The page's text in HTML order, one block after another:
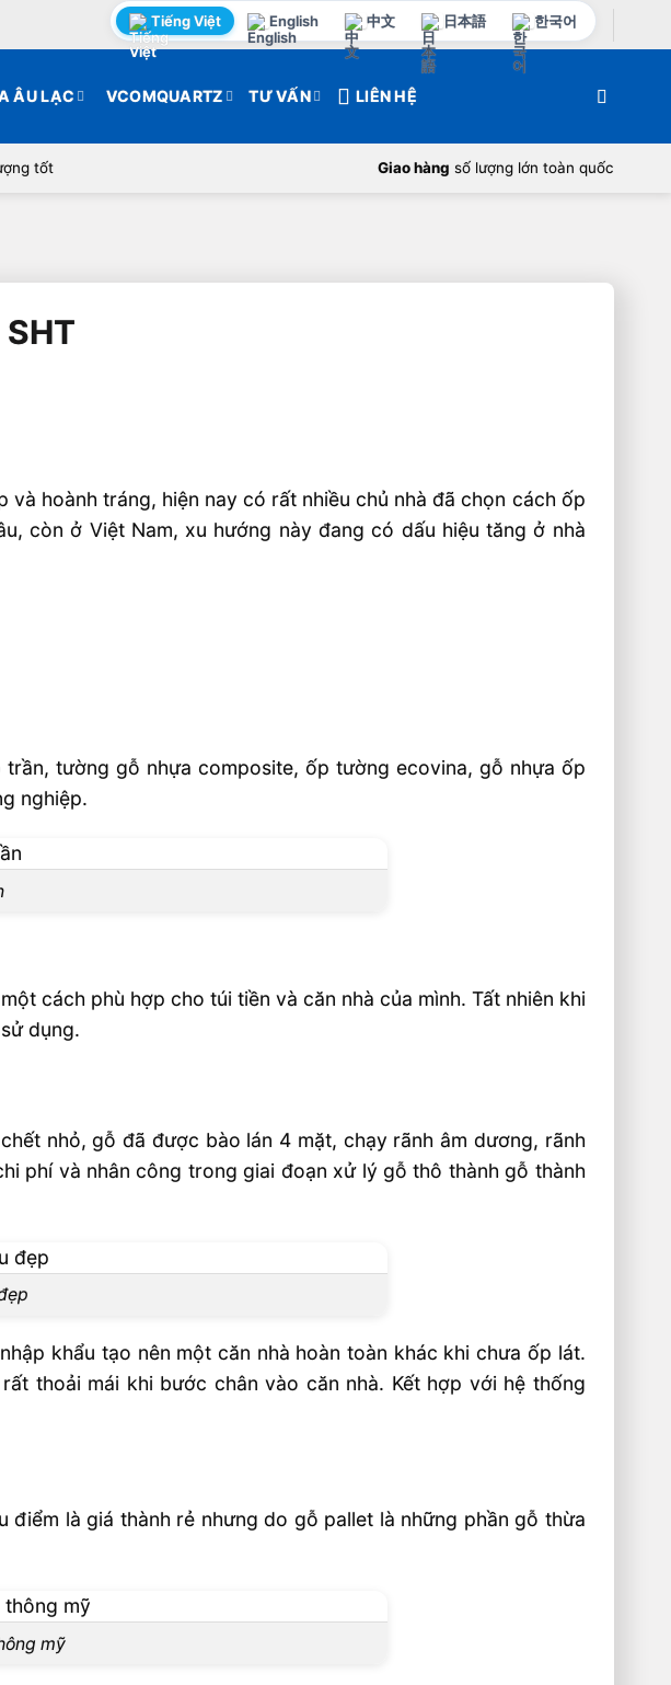
Tiếng Việt English 中文 日本語 한국어
ÂU LẠC VCOMQUARTZ TƯ VẤN LIÊN HỆ
tốt Giao hàng số lượng lớn toàn quốc
và hoành tráng, hiện nay có rất nhiều chủ nhà đã chọn cách ốp
còn ở Việt Nam, xu hướng này đang có dấu hiệu tăng ở nhà
tường gỗ nhựa composite, ốp tường ecovina, gỗ nhựa ốp
nghiệp.
cách phù hợp cho túi tiền và căn nhà của mình. Tất nhiên khi
dụng.
nhỏ, gỗ đã được bào lán 4 mặt, chạy rãnh âm dương, rãnh
phí và nhân công trong giai đoạn xử lý gỗ thô thành gỗ thành
khẩu tạo nên một căn nhà hoàn toàn khác khi chưa ốp lát.
thoải mái khi bước chân vào căn nhà. Kết hợp với hệ thống
là giá thành rẻ nhưng do gỗ pallet là những phần gỗ thừa
mỹ